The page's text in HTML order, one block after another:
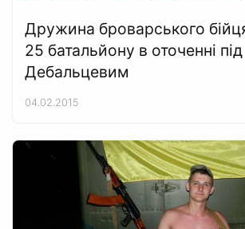
Дружина броварського
25 батальйону в оточенні під
Дебальцевим
04.02.2015